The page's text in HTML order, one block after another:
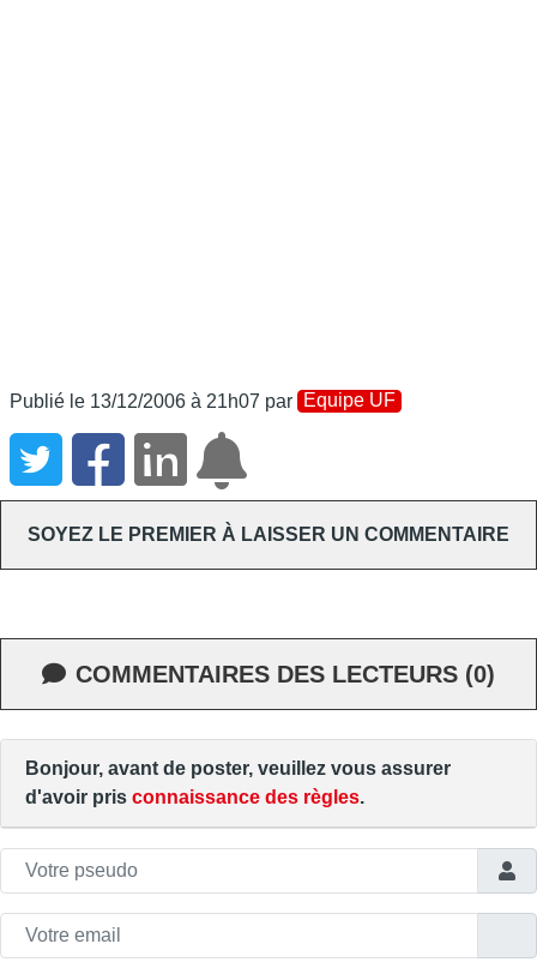
Publié le 13/12/2006 à 21h07 par Equipe UF
SOYEZ LE PREMIER À LAISSER UN COMMENTAIRE
COMMENTAIRES DES LECTEURS (0)
Bonjour, avant de poster, veuillez vous assurer
d'avoir pris connaissance des règles.